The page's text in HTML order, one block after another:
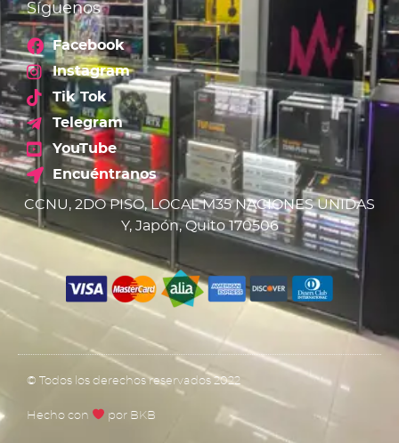
Síguenos
Facebook
Instagram
Tik Tok
Telegram
YouTube
Encuéntranos
CCNU, 2DO PISO, LOCAL M35 NACIONES UNIDAS
Y, Japón, Quito 170506
© Todos los derechos reservados 2022
Hecho con por BKB​​